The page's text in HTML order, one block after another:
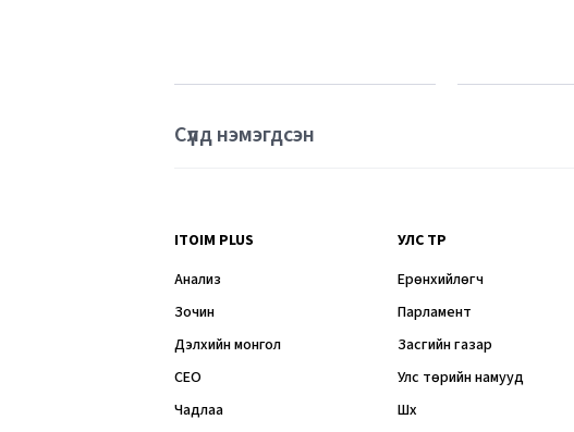
Сүүлд нэмэгдсэн
ITOIM PLUS
Анализ
Зочин
Дэлхийн монгол
CEO
Чадлаа
УЛС ТӨР
Ерөнхийлөгч
Парламент
Засгийн газар
Улс төрийн намууд
Шүүх